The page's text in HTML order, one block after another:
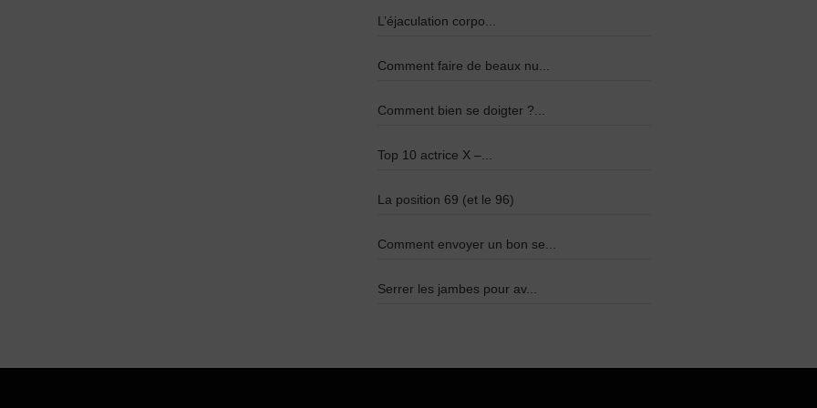
L’éjaculation corpo...
Comment faire de beaux nu...
Comment bien se doigter ?...
Top 10 actrice X –...
La position 69 (et le 96)
Comment envoyer un bon se...
Serrer les jambes pour av...